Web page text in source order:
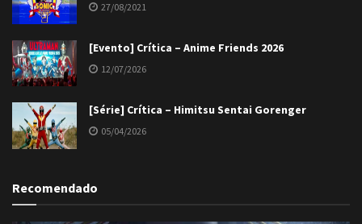
27/08/2021
[Evento] Crítica – Anime Friends 2026
12/07/2026
[Série] Crítica – Himitsu Sentai Gorenger
05/04/2026
Recomendado